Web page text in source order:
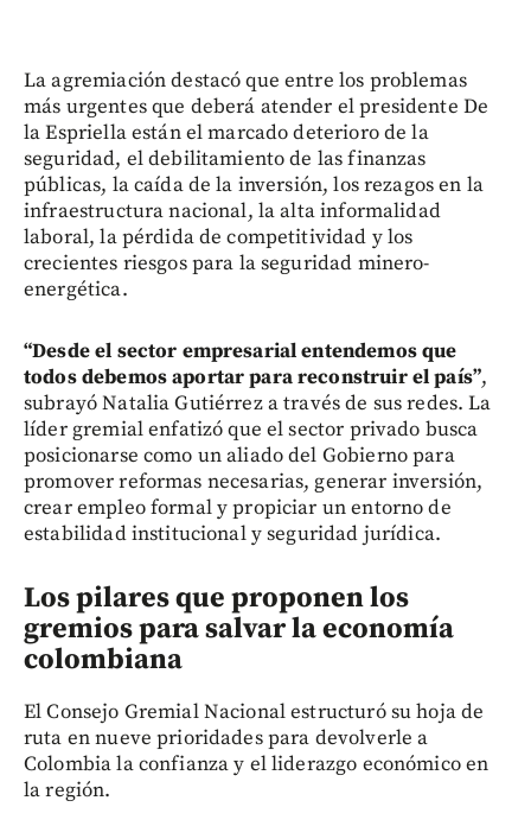
La agremiación destacó que entre los problemas
más urgentes que deberá atender el presidente De
la Espriella están el marcado deterioro de la
seguridad, el debilitamiento de las finanzas
públicas, la caída de la inversión, los rezagos en la
infraestructura nacional, la alta informalidad
laboral, la pérdida de competitividad y los
crecientes riesgos para la seguridad minero-
energética.
“Desde el sector empresarial entendemos que
todos debemos aportar para reconstruir el país”,
subrayó Natalia Gutiérrez a través de sus redes. La
líder gremial enfatizó que el sector privado busca
posicionarse como un aliado del Gobierno para
promover reformas necesarias, generar inversión,
crear empleo formal y propiciar un entorno de
estabilidad institucional y seguridad jurídica.
Los pilares que proponen los
gremios para salvar la economía
colombiana
El Consejo Gremial Nacional estructuró su hoja de
ruta en nueve prioridades para devolverle a
Colombia la confianza y el liderazgo económico en
la región.